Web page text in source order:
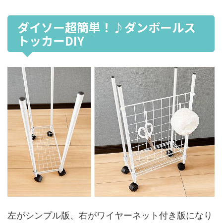
ダイソー超簡単！♪ダンボールス
トッカーDIY
左がシンプル版、右がワイヤーネット付き版になり